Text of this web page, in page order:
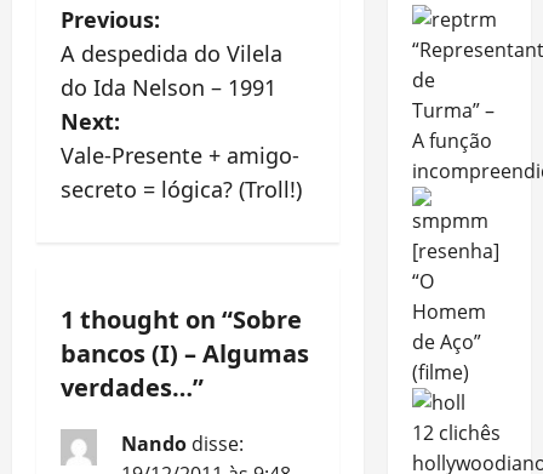
P
o
s
t
v
i
g
Previous:
A despedida do Vilela
do Ida Nelson – 1991
Next:
Vale-Presente + amigo-
secreto = lógica? (Troll!)
1 thought on “Sobre
bancos (I) – Algumas
verdades…”
Nando disse:
de
Turma” –
A função
[resenha]
“O
Homem
de Aço”
(filme)
12 clichês